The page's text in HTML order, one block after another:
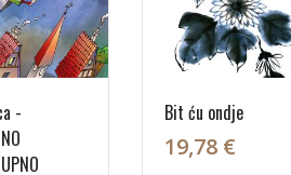
-
Bit ću ondje
19,78 €